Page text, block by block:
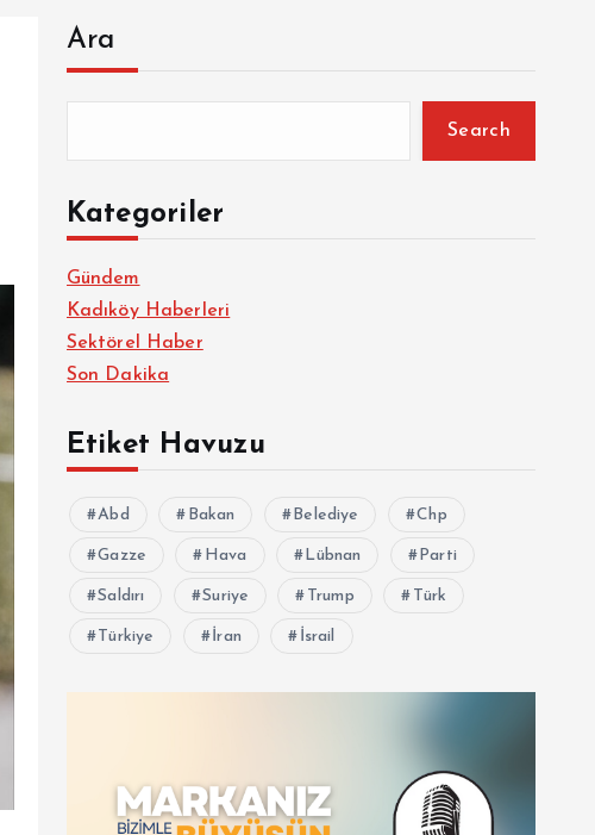
Ara
Search
Kategoriler
Gündem
Kadıköy Haberleri
Sektörel Haber
Son Dakika
Etiket Havuzu
Abd Bakan Belediye Chp
Gazze Hava Lübnan Parti
Saldırı Suriye Trump Türk
Türkiye İran İsrail